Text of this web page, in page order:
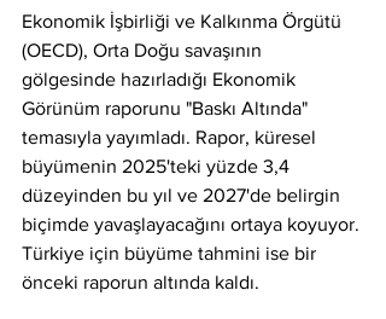
Ekonomik İşbirliği ve Kalkınma Örgütü
(OECD), Orta Doğu savaşının
gölgesinde hazırladığı Ekonomik
Görünüm raporunu "Baskı Altında"
temasıyla yayımladı. Rapor, küresel
büyümenin 2025'teki yüzde 3,4
düzeyinden bu yıl ve 2027'de belirgin
biçimde yavaşlayacağını ortaya koyuyor.
Türkiye için büyüme tahmini ise bir
önceki raporun altında kaldı.